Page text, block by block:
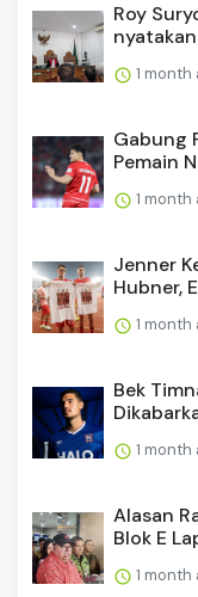
Roy
1 month
Gabung
Pemain
1 month
Jenner
Hubner,
1 month
Bek
1 month
Alasan
Blok E
1 month